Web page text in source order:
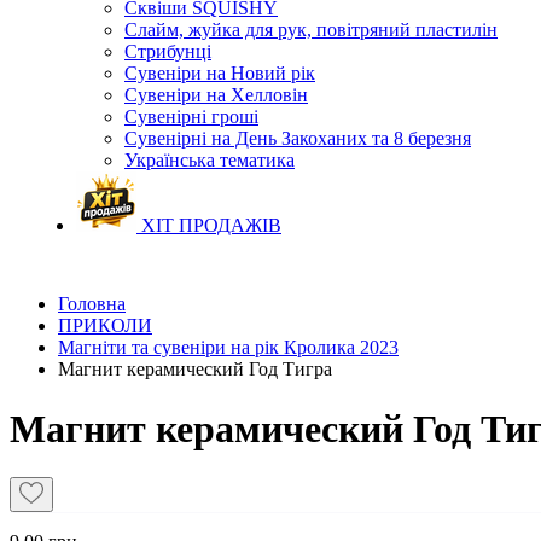
Сквіши SQUISHY
Слайм, жуйка для рук, повітряний пластилін
Стрибунці
Сувеніри на Новий рік
Сувеніри на Хелловін
Сувенірні гроші
Сувенірні на День Закоханих та 8 березня
Українська тематика
ХІТ ПРОДАЖІВ
Головна
ПРИКОЛИ
Магніти та сувеніри на рік Кролика 2023
Магнит керамический Год Тигра
Магнит керамический Год